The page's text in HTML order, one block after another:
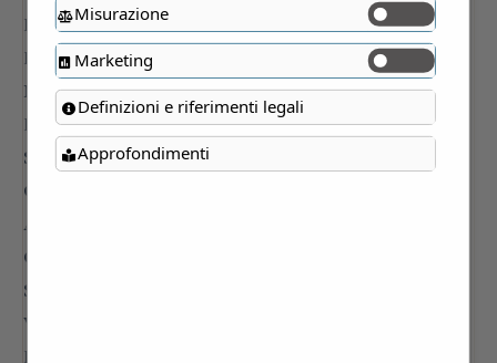
Misurazione
Marketing
Definizioni e riferimenti legali
Approfondimenti